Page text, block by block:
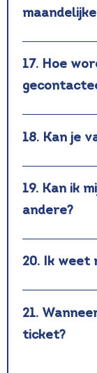
17. Hoe
18. Kan je
19. Kan ik
andere?
20. Ik weet
21.
ticket?